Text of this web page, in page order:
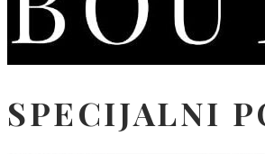
SPECIJALNI